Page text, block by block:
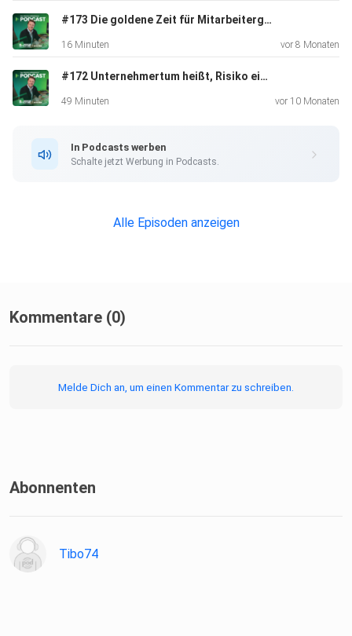
#173 Die goldene Zeit für Mitarbeitergewinnung – warum JETZT dein Vorteil beginnt
16 Minuten vor 8 Monaten
#172 Unternehmertum heißt, Risiko einzugehen | Experten-Talk mit Dieter Lange
49 Minuten vor 10 Monaten
In Podcasts werben
Schalte jetzt Werbung in Podcasts.
Alle Episoden anzeigen
Kommentare (0)
Melde Dich an, um einen Kommentar zu schreiben.
Abonnenten
Tibo74